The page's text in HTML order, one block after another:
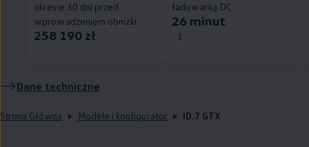
okresie 30 dni przed
wprowadzeniem obniżki
258 190 zł
ładowarką DC
26 minut
2
Dane techniczne
Strona Główna Modele i konfigurator ID.7 GTX